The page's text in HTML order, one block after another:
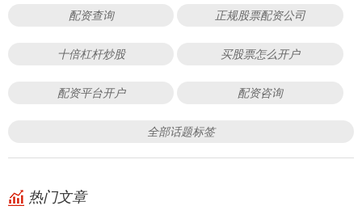
配资查询 正规股票配资公司
十倍杠杆炒股 买股票怎么开户
配资平台开户 配资咨询
全部话题标签
热门文章